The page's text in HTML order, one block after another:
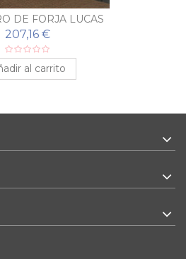
DE FORJA LUCAS
207,16 €
al carrito